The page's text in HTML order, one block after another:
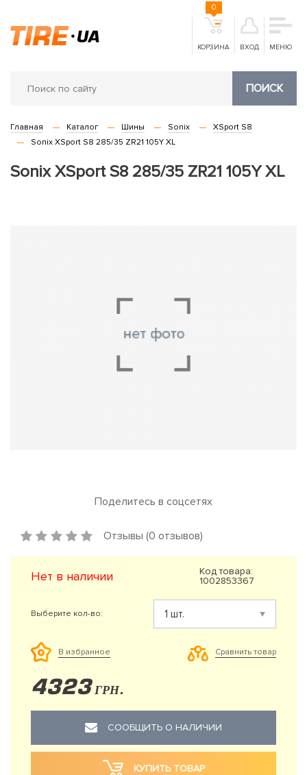
КОРЗИНА
0
ВХОД МЕНЮ
ПОИСК
Главная Каталог Шины Sonix
XSport S8
Sonix XSport S8 285/35 ZR21 105Y XL
Sonix XSport S8 285/35 ZR21 105Y XL
Поделитесь в соцсетях
Отзывы (0 отзывов)
Нет в наличии
Код товара:
1002853367
Выберите кол-во:
В избранное Сравнить товар
4323 ГРН.
СООБЩИТЬ О НАЛИЧИИ
КУПИТЬ ТОВАР